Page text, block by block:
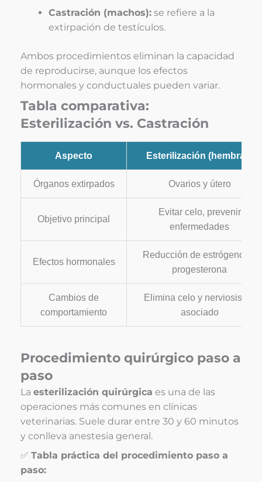
Castración (machos): se refiere a la
extirpación de testículos.
Ambos procedimientos eliminan la capacidad
de reproducirse, aunque los efectos
hormonales y conductuales pueden variar.
Tabla comparativa:
Esterilización vs. Castración
Aspecto Esterilización (hembras)
Órganos extirpados Ovarios y útero
Objetivo principal
Evitar celo, prevenir
enfermedades
Efectos hormonales
Reducción de estrógenos y
progesterona
Cambios de
comportamiento
Elimina celo y nerviosismo
asociado
Procedimiento quirúrgico paso a
paso
La esterilización quirúrgica es una de las
operaciones más comunes en clínicas
veterinarias. Suele durar entre 30 y 60 minutos
y conlleva anestesia general.
✅ Tabla práctica del procedimiento paso a
paso: